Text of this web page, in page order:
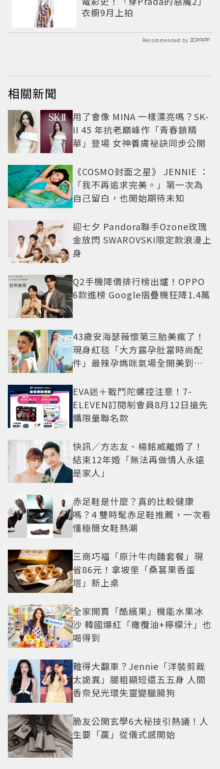
衣櫥9月上拍
Recommended by
相關新聞
用了會像 MINA 一樣漂亮嗎？SK-
II 45 年抗老巔峰作「青春鎖精
華」登場 女神養膚祕訣同步公開
《COSMO封面之星》 JENNIE ：
「我不再追求完美。」第一次為
自己留白，也開始期待未知
迎七夕 Pandora聯手Ozone玫瑰
金放閃 SWAROVSKI限定款浪漫上
身
Q2手機降價排行榜出爐！OPPO
6款進榜 Google摺疊機狂降1.4萬
43歲安海瑟薇懷第三胎美瘋了！
現身紅毯「大方露孕肚當時尚配
件」最辣孕媽咪氣場全開美到發
EVA迷＋戰鬥陀螺控注意！7-
ELEVEN訂閱制會員8月12日搶先
購限量聯名款
快訊／方志友、楊銘威離婚了！
結束12年婚「無法再做情人永遠
是家人」
赤足鞋是什麼？真的比較健康
嗎？4 雙時髦赤足鞋推薦，一次看
懂極簡女鞋熱潮
三商巧福「原汁牛肉麵套餐」現
省86元！拿坡里「桑葚果香蛋
塔」新上桌
全家開賣「酷繽果」機能水果冰
沙 韓國爆紅「橄欖油+檸檬汁」也
喝得到
難得大翻車？Jennie「洋裝剪裁
太詭異」腿粗顯短還五五身 人間
香奈兒光環失靈變臘腸狗
脆友公開玄學6大秘技引熱議！人
生要「贏」從儀式感開始